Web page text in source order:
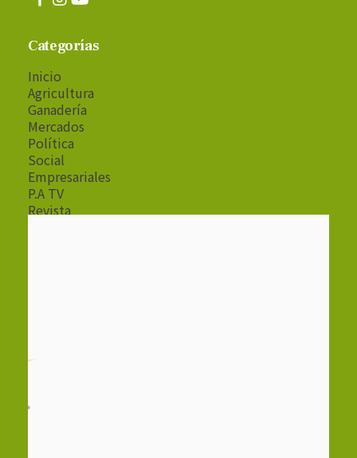
Categorías
Inicio
Agricultura
Ganadería
Mercados
Política
Social
Empresariales
P.A TV
Revista